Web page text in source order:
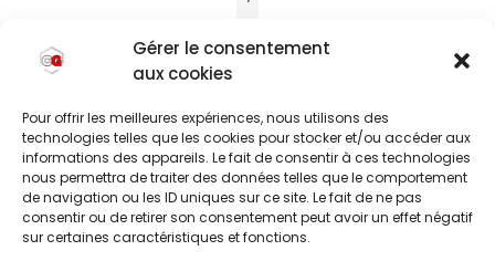
Gérer le consentement
aux cookies
Pour offrir les meilleures expériences, nous utilisons des
technologies telles que les cookies pour stocker et/ou accéder aux
informations des appareils. Le fait de consentir à ces technologies
nous permettra de traiter des données telles que le comportement
de navigation ou les ID uniques sur ce site. Le fait de ne pas
consentir ou de retirer son consentement peut avoir un effet négatif
sur certaines caractéristiques et fonctions.
’
s
t
v
r
a